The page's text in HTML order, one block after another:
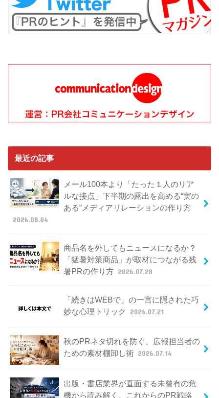
最近の記事
メール100本より「たった１人のリア
ルな接点」下半期の露出を高める“実の
ある”メディアリレーションの作り方
2026.08.04
商品名を外してもニュースになるか？
「猛暑対策商品」が取材につながる残
暑PRの作り方 2026.07.28
「続きはWEBで」の一言に隠された巧
妙な心理トリック
2026.07.21
秋のPRネタ切れを防ぐ、広報担当者の
ための素材棚卸し術 2026.07.14
出版・書店業界が直面する未曾有の危
機から読み解く、これからのPR戦略